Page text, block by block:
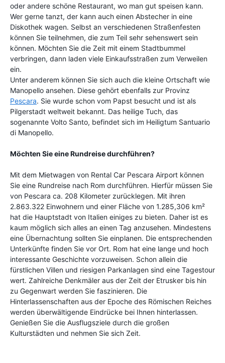
oder andere schöne Restaurant, wo man gut speisen kann.
Wer gerne tanzt, der kann auch einen Abstecher in eine
Diskothek wagen. Selbst an verschiedenen Straßenfesten
können Sie teilnehmen, die zum Teil sehr sehenswert sein
können. Möchten Sie die Zeit mit einem Stadtbummel
verbringen, dann laden viele Einkaufsstraßen zum Verweilen
ein.
Unter anderem können Sie sich auch die kleine Ortschaft wie
Manopello ansehen. Diese gehört ebenfalls zur Provinz
Pescara. Sie wurde schon vom Papst besucht und ist als
Pilgerstadt weltweit bekannt. Das heilige Tuch, das
sogenannte Volto Santo, befindet sich im Heiligtum Santuario
di Manopello.
Möchten Sie eine Rundreise durchführen?
Mit dem Mietwagen von Rental Car Pescara Airport können
Sie eine Rundreise nach Rom durchführen. Hierfür müssen Sie
von Pescara ca. 208 Kilometer zurücklegen. Mit ihren
2.863.322 Einwohnern und einer Fläche von 1.285,306 km²
hat die Hauptstadt von Italien einiges zu bieten. Daher ist es
kaum möglich sich alles an einen Tag anzusehen. Mindestens
eine Übernachtung sollten Sie einplanen. Die entsprechenden
Unterkünfte finden Sie vor Ort. Rom hat eine lange und hoch
interessante Geschichte vorzuweisen. Schon allein die
fürstlichen Villen und riesigen Parkanlagen sind eine Tagestour
wert. Zahlreiche Denkmäler aus der Zeit der Etrusker bis hin
zu Gegenwart werden Sie faszinieren. Die
Hinterlassenschaften aus der Epoche des Römischen Reiches
werden überwältigende Eindrücke bei Ihnen hinterlassen.
Genießen Sie die Ausflugsziele durch die großen
Kulturstädten und nehmen Sie sich Zeit.